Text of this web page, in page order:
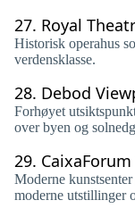
27. Royal
Historisk operahus
verdensklasse.
28. Debod
Forhøyet
over byen og
29.
Moderne
moderne utstillinger